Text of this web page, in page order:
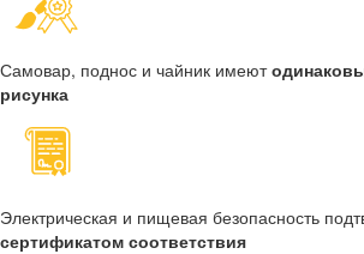
Самовар, поднос и чайник имеют
рисунка
Электрическая и пищевая безопасность
сертификатом соответствия